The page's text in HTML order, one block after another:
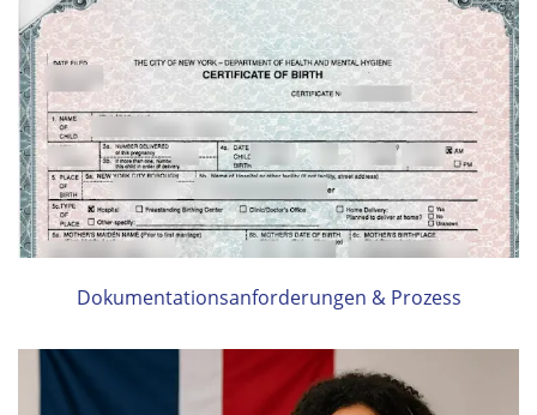
Dokumentationsanforderungen & Prozess